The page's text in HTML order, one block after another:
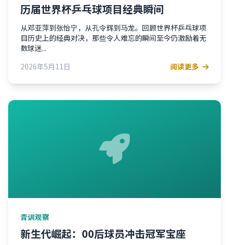
历届世界杯乒乓球项目经典瞬间
从邓亚萍到张怡宁，从孔令辉到马龙。回顾世界杯乒乓球项
目历史上的经典对决，那些令人难忘的瞬间至今仍激励着无
数球迷...
2026年5月11日
阅读更多
青训观察
新生代崛起：00后球员冲击冠军宝座